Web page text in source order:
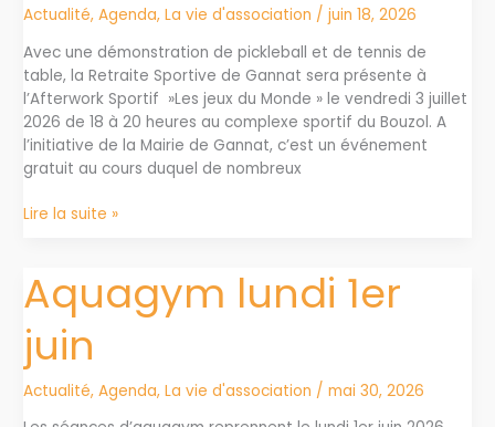
Actualité,Agenda,La vie d'association /juin 18, 2026
Avec une démonstration de pickleball et de tennis de
table, la Retraite Sportive de Gannat sera présente à
l’Afterwork Sportif »Les jeux du Monde » le vendredi 3 juillet
2026 de 18 à 20 heures au complexe sportif du Bouzol. A
l’initiative de la Mairie de Gannat, c’est un événement
gratuit au cours duquel de nombreux
Afterwork
jeux
du
monde »
3
juillet
2026
Lire la suite »
Aquagym lundi 1er
juin
Actualité,Agenda,La vie d'association /mai 30, 2026